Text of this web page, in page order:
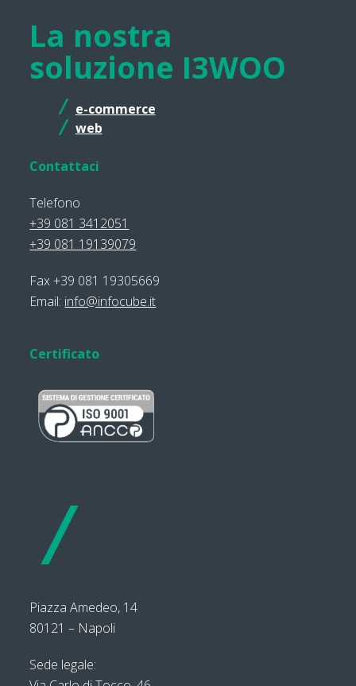
La nostra
soluzione I3WOO
e-commerce
web
Contattaci
Telefono
+39 081 3412051
+39 081 19139079
Fax +39 081 19305669
Email: info@infocube.it
Certificato
Piazza Amedeo, 14
80121 – Napoli
Sede legale: